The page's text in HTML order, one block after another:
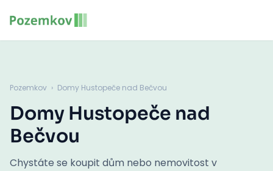
Pozemkov › Domy Hustopeče nad Bečvou
Domy Hustopeče nad
Bečvou
Chystáte se koupit dům nebo nemovitost v